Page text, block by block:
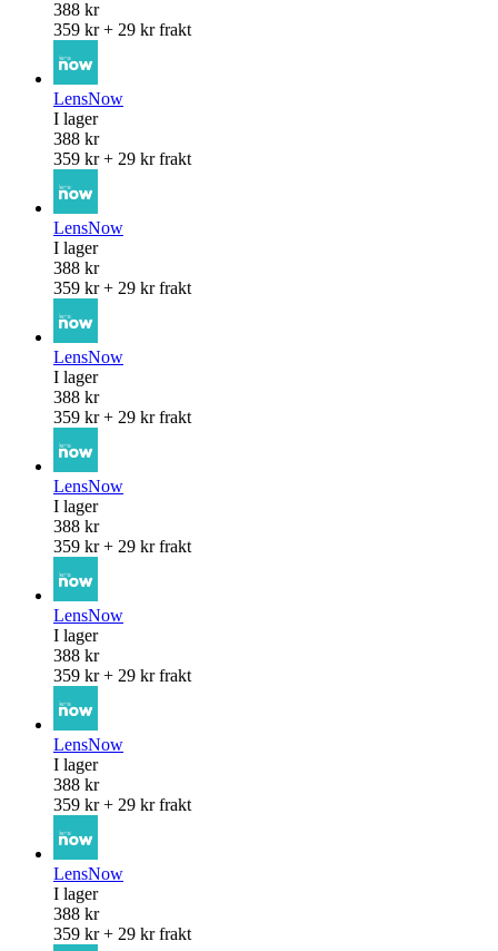
388 kr
359 kr + 29 kr frakt
LensNow
I lager
388 kr
359 kr + 29 kr frakt
LensNow
I lager
388 kr
359 kr + 29 kr frakt
LensNow
I lager
388 kr
359 kr + 29 kr frakt
LensNow
I lager
388 kr
359 kr + 29 kr frakt
LensNow
I lager
388 kr
359 kr + 29 kr frakt
LensNow
I lager
388 kr
359 kr + 29 kr frakt
LensNow
I lager
388 kr
359 kr + 29 kr frakt